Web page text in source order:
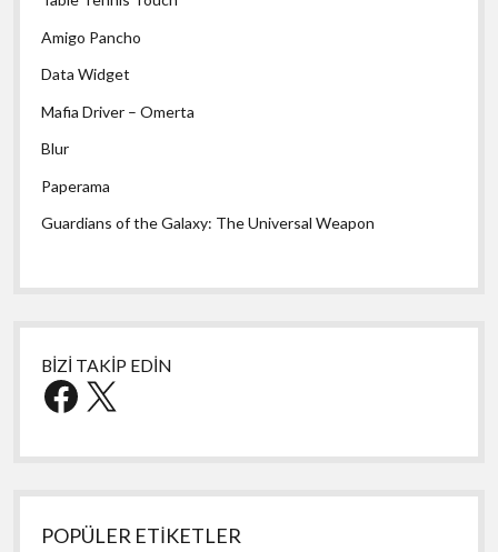
Amigo Pancho
Data Widget
Mafia Driver – Omerta
Blur
Paperama
Guardians of the Galaxy: The Universal Weapon
BİZİ TAKİP EDİN
Facebook
X
POPÜLER ETİKETLER